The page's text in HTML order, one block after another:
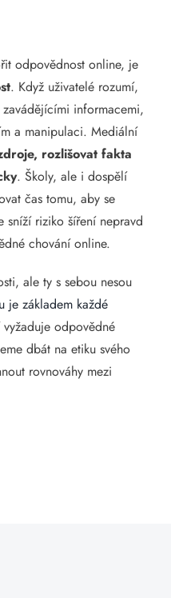
odpovědnost online, je
. Když uživatelé rozumí,
informacemi,
a manipulaci. Mediální
rozlišovat fakta
. Školy, ale i dospělí
čas tomu, aby se
sníží riziko šíření nepravd
chování online.
ale ty s sebou nesou
je základem každé
odpovědné
dbát na etiku svého
rovnováhy mezi